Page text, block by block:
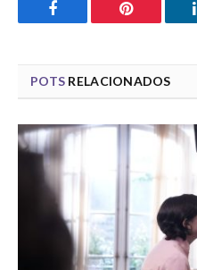
Facebook Pinterest
POTS RELACIONADOS